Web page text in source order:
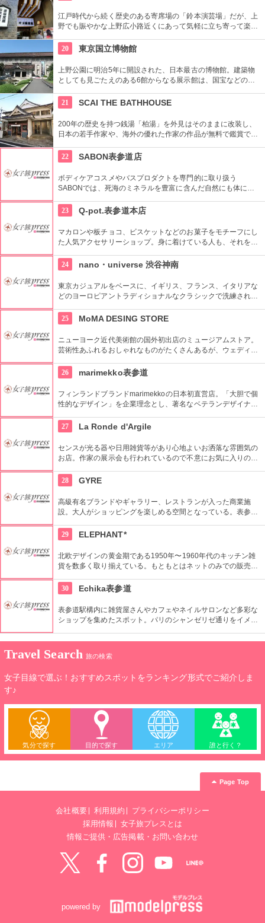
江戸時代から続く歴史のある寄席場の「鈴本演芸場」だが、上
野でも賑やかな上野広小路近くにあって気軽に立ち寄って楽し
ず入ってみてはいかがでしょう。
20 東京国立博物館
上野公園に明治5年に開設された、日本最古の博物館。建築物
としても見ごたえのある6館からなる展示館は、国宝などの歴
す。オリジナルグッズを販売するミュージアムショップや食事
もできるカフェなども併設されています。
21 SCAI THE BATHHOUSE
200年の歴史を持つ銭湯「柏湯」を外見はそのままに改装し、
日本の若手作家や、海外の優れた作家の作品が無料で鑑賞でき
22
SABON表参道店
ボディケアコスメやバスプロダクトを専門的に取り扱う
SABONでは、死海のミネラルを豊富に含んだ自然にも体にも
23
Q-pot.表参道本店
マカロンや板チョコ、ビスケットなどのお菓子をモチーフにし
た人気アクセサリーショップ。身に着けている人も、それを見
ト。
24 nano・universe 渋谷神南
東京カジュアルをベースに、イギリス、フランス、イタリアな
どのヨーロピアントラディショナルなクラシックで洗練された
25
MoMA DESING STORE
ニューヨーク近代美術館の国外初出店のミュージアムストア。
芸術性あふれるおしゃれなものがたくさんあるが、ウェディン
26
marimekko表参道
フィンランドブランドmarimekkoの日本初直営店。「大胆で個
性的なデザイン」を企業理念とし、著名なベテランデザイナー
いる。ファブリックやウエア、キッチン雑貨など幅広く取り揃
えている。
27 La Ronde d'Argile
センスが光る器や日用雑貨等があり心地よいお洒落な雰囲気の
お店。作家の展示会も行われているので不意にお気に入りの作
28
GYRE
高級有名ブランドやギャラリー、レストランが入った商業施
設。大人がショッピングを楽しめる空間となっている。表参道
29
ELEPHANT*
北欧デザインの黄金期である1950年〜1960年代のキッチン雑
貨を数多く取り揃えている。もともとはネットのみでの販売だ
ン。北欧に限らず、現行プロダクトの取り扱いも。
30 Echika表参道
表参道駅構内に雑貨屋さんやカフェやネイルサロンなど多彩な
ショップを集めたスポット。パリのシャンゼリゼ通りをイメー
ています。気軽に立ち寄れるところも魅力。
Travel Search 旅の検索
女子目線で選ぶ！おすすめスポットをランキング形式でご紹介しま
す♪
気分で探す 目的で探す エリア 誰と行く？
Page Top
会社概要 利用規約
プライバシーポリシー
採用情報
女子旅プレスとは
情報ご提供・広告掲載・お問い合わせ
powered by